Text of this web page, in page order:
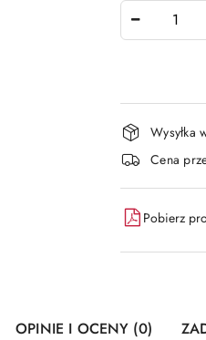
i
dostawa
Wysyłka
Cena
Pobierz
OPINIE I OCENY (0)